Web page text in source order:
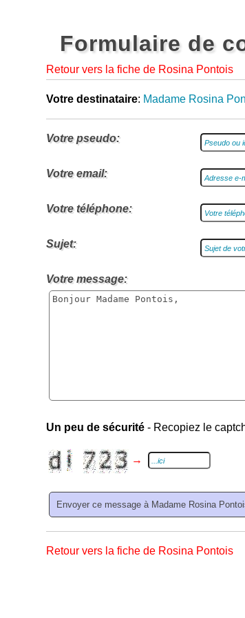
Formulaire de
Retour vers la fiche de Rosina Pontois
Votre destinataire: Madame Rosina
Votre pseudo:
Votre email:
Votre téléphone:
Sujet:
Votre message:
Un peu de sécurité - Recopiez le
→
Retour vers la fiche de Rosina Pontois